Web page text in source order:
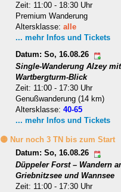
Zeit: 11:00 - 18:30 Uhr
Premium Wanderung
Altersklasse:alle
... mehr Infos und Tickets
Datum: So, 16.08.26
Single-Wanderung Alzey mit
Wartbergturm-Blick
Zeit: 11:00 - 17:30 Uhr
Genußwanderung (14 km)
Altersklasse:40-65
... mehr Infos und Tickets
🟡 Nur noch 3 TN bis zum Start
Datum: So, 16.08.26
Düppeler Forst – Wandern
Griebnitzsee und Wannsee
Zeit: 11:00 - 17:30 Uhr